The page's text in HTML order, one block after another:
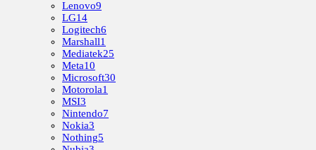
Lenovo9
LG14
Logitech6
Marshall1
Mediatek25
Meta10
Microsoft30
Motorola1
MSI3
Nintendo7
Nokia3
Nothing5